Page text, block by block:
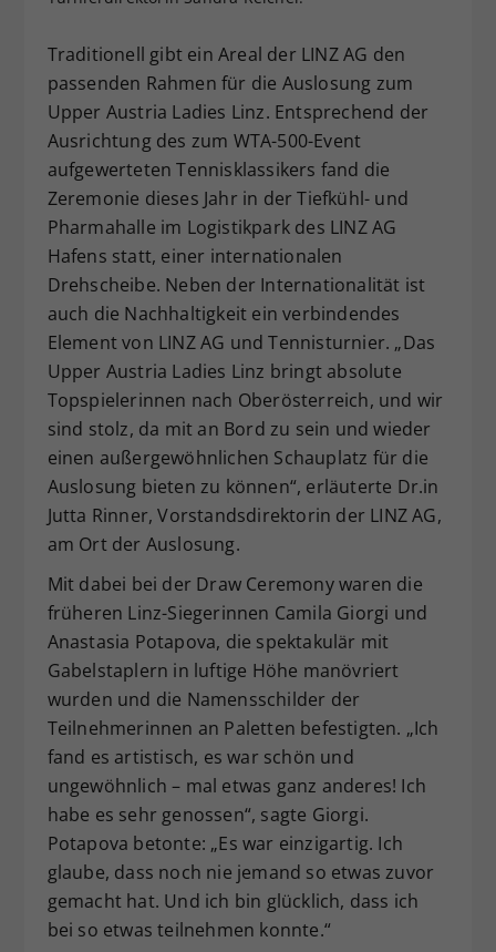
Traditionell gibt ein Areal der LINZ AG den
passenden Rahmen für die Auslosung zum
Upper Austria Ladies Linz. Entsprechend der
Ausrichtung des zum WTA-500-Event
aufgewerteten Tennisklassikers fand die
Zeremonie dieses Jahr in der Tiefkühl- und
Pharmahalle im Logistikpark des LINZ AG
Hafens statt, einer internationalen
Drehscheibe. Neben der Internationalität ist
auch die Nachhaltigkeit ein verbindendes
Element von LINZ AG und Tennisturnier. „Das
Upper Austria Ladies Linz bringt absolute
Topspielerinnen nach Oberösterreich, und wir
sind stolz, da mit an Bord zu sein und wieder
einen außergewöhnlichen Schauplatz für die
Auslosung bieten zu können“, erläuterte Dr.in
Jutta Rinner, Vorstandsdirektorin der LINZ AG,
am Ort der Auslosung.
Mit dabei bei der Draw Ceremony waren die
früheren Linz-Siegerinnen Camila Giorgi und
Anastasia Potapova, die spektakulär mit
Gabelstaplern in luftige Höhe manövriert
wurden und die Namensschilder der
Teilnehmerinnen an Paletten befestigten. „Ich
fand es artistisch, es war schön und
ungewöhnlich – mal etwas ganz anderes! Ich
habe es sehr genossen“, sagte Giorgi.
Potapova betonte: „Es war einzigartig. Ich
glaube, dass noch nie jemand so etwas zuvor
gemacht hat. Und ich bin glücklich, dass ich
bei so etwas teilnehmen konnte.“
Zweck
Einstellungen. Unter anderem eine
zufällig generierte ID, für die
historische Speicherung Ihrer
vorgenommen Einstellungen, falls der
Webseiten-Betreiber dies eingestellt
hat.